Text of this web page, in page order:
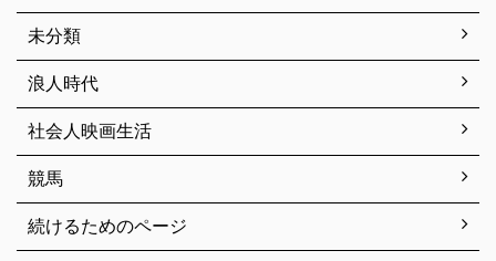
未分類
浪人時代
社会人映画生活
競馬
続けるためのページ